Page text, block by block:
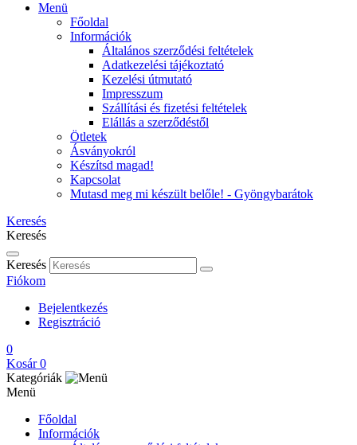
Menü
Főoldal
Információk
Általános szerződési feltételek
Adatkezelési tájékoztató
Kezelési útmutató
Impresszum
Szállítási és fizetési feltételek
Elállás a szerződéstől
Ötletek
Ásványokról
Készítsd magad!
Kapcsolat
Mutasd meg mi készült belőle! - Gyöngybarátok
Keresés
Keresés
Keresés
Fiókom
Bejelentkezés
Regisztráció
0
Kosár 0
Kategóriák
Menü
Főoldal
Információk